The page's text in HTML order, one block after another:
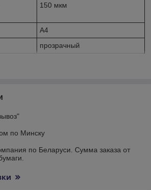
150 мкм
A4
прозрачный
по Минску
по Беларуси. Сумма заказа от